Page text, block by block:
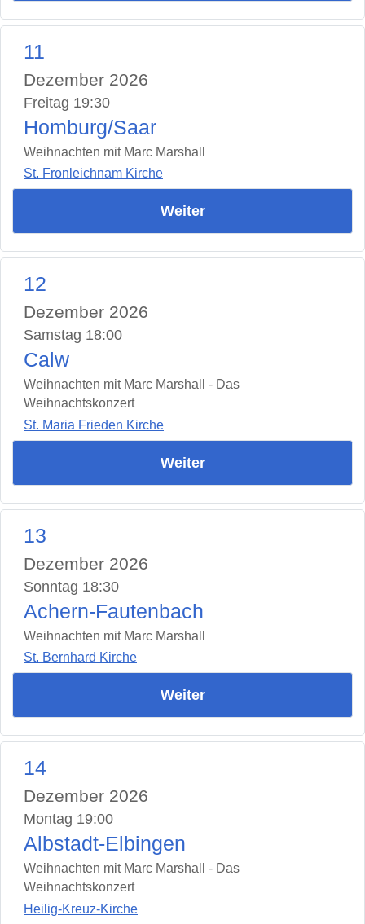
11
Dezember 2026
Freitag 19:30
Homburg/Saar
Weihnachten mit Marc Marshall
St. Fronleichnam Kirche
Weiter
12
Dezember 2026
Samstag 18:00
Calw
Weihnachten mit Marc Marshall - Das
Weihnachtskonzert
St. Maria Frieden Kirche
Weiter
13
Dezember 2026
Sonntag 18:30
Achern-Fautenbach
Weihnachten mit Marc Marshall
St. Bernhard Kirche
Weiter
14
Dezember 2026
Montag 19:00
Albstadt-Elbingen
Weihnachten mit Marc Marshall - Das
Weihnachtskonzert
Heilig-Kreuz-Kirche